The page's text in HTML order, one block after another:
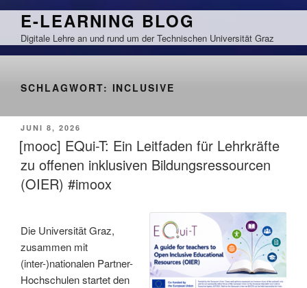
Zum
springen
E-LEARNING BLOG
Digitale Lehre an und rund um der Technischen Universität Graz
SCHLAGWORT: INCLUSIVE
VERÖFFENTLICHT
AM
JUNI 8, 2026
[mooc] EQui-T: Ein Leitfaden für Lehrkräfte
zu offenen inklusiven Bildungsressourcen
(OIER) #imoox
Die Universität Graz,
zusammen mit
(inter-)nationalen Partner-
Hochschulen startet den